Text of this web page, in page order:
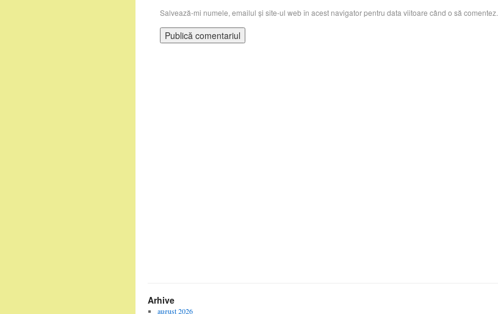
Salvează-mi numele, emailul și site-ul web în acest navigator pentru data viitoare când o să comentez.
Arhive
august 2026